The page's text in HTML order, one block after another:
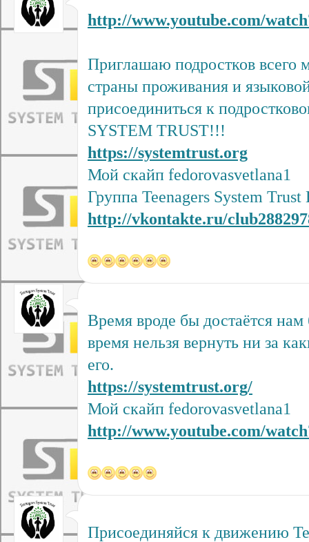
http://www.youtube.com/
Приглашаю подростков всего
страны проживания и
присоединиться к
SYSTEM TRUST!!!
https://systemtrust.org
Мой скайп fedorovasvetlana1
Группа Teenagers System Trust
http://vkontakte.ru/
Время вроде бы достаётся
время нельзя вернуть ни за
его.
https://systemtrust.org/
Мой скайп fedorovasvetlana1
http://www.youtube.com/
Присоединяйся к движению